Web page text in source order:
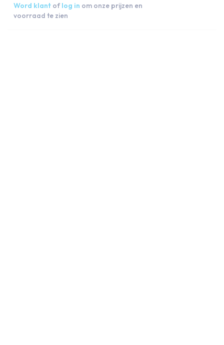
Word klant of log in om onze prijzen en
voorraad te zien